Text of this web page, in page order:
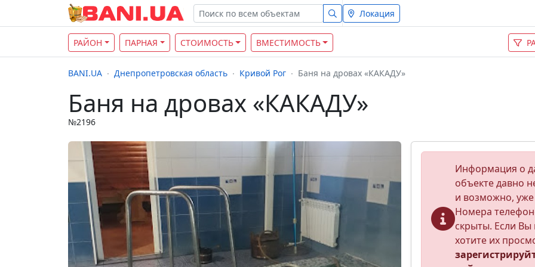
Локация
РАЙОН ПАРНАЯ СТОИМОСТЬ ВМЕСТИМОСТЬ
BANI.UA Днепропетровская область Кривой Рог Баня на дровах «КАКАДУ»
Баня на дровах «КАКАДУ»
№2196
Информация о
объекте давно
и возможно, уже
Номера
скрыты. Если Вы
хотите их